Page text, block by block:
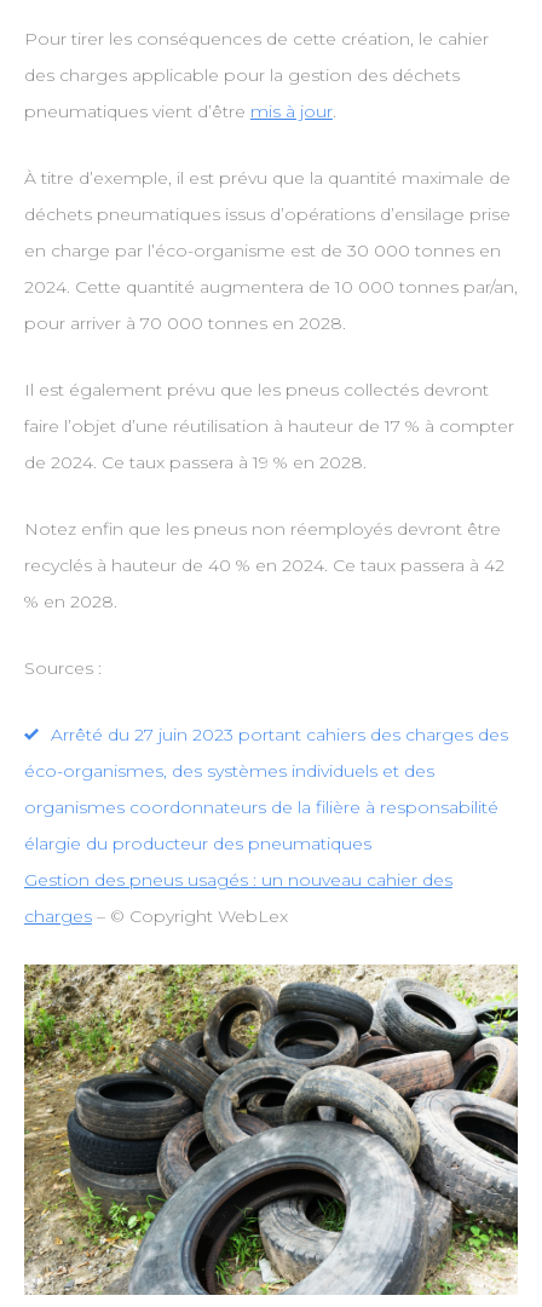
Pour tirer les conséquences de cette création, le cahier
des charges applicable pour la gestion des déchets
pneumatiques vient d’être mis à jour.
À titre d’exemple, il est prévu que la quantité maximale de
déchets pneumatiques issus d’opérations d’ensilage prise
en charge par l’éco-organisme est de 30 000 tonnes en
2024. Cette quantité augmentera de 10 000 tonnes par/an,
pour arriver à 70 000 tonnes en 2028.
Il est également prévu que les pneus collectés devront
faire l’objet d’une réutilisation à hauteur de 17 % à compter
de 2024. Ce taux passera à 19 % en 2028.
Notez enfin que les pneus non réemployés devront être
recyclés à hauteur de 40 % en 2024. Ce taux passera à 42
% en 2028.
Sources :
Arrêté du 27 juin 2023 portant cahiers des charges des
éco-organismes, des systèmes individuels et des
organismes coordonnateurs de la filière à responsabilité
élargie du producteur des pneumatiques
Gestion des pneus usagés : un nouveau cahier des
charges– © Copyright WebLex